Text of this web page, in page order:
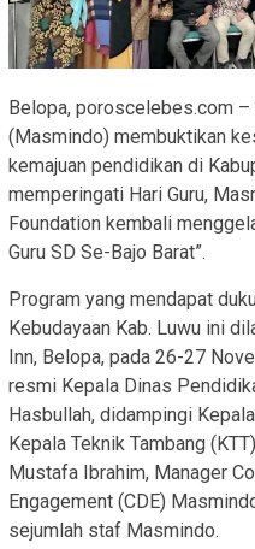
Belopa, poroscelebes.com
(Masmindo) membuktikan
kemajuan pendidikan di
memperingati Hari Guru,
Foundation kembali
Guru SD Se-Bajo Barat”.
Program yang mendapat
Kebudayaan Kab. Luwu ini
Inn, Belopa, pada 26-27
resmi Kepala Dinas
Hasbullah, didampingi
Kepala Teknik Tambang
Mustafa Ibrahim, Manager
Engagement (CDE)
sejumlah staf Masmindo.